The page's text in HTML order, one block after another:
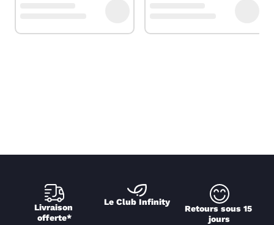
Livraison
offerte*
Le Club Infinity
Retours sous 15
jours